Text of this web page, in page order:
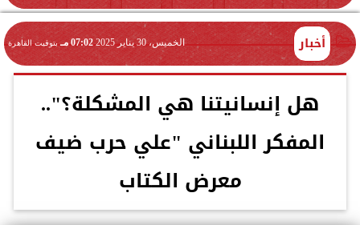
أخبار الخميس، 30 يناير 2025 07:02 مـ بتوقيت القاهرة
هل إنسانيتنا هي المشكلة؟"..
المفكر اللبناني "علي حرب ضيف
معرض الكتاب